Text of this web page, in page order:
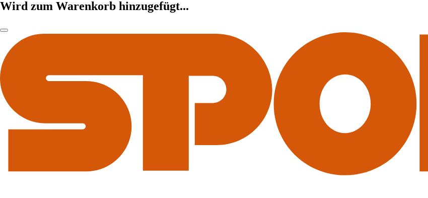
Wird zum Warenkorb hinzugefügt...